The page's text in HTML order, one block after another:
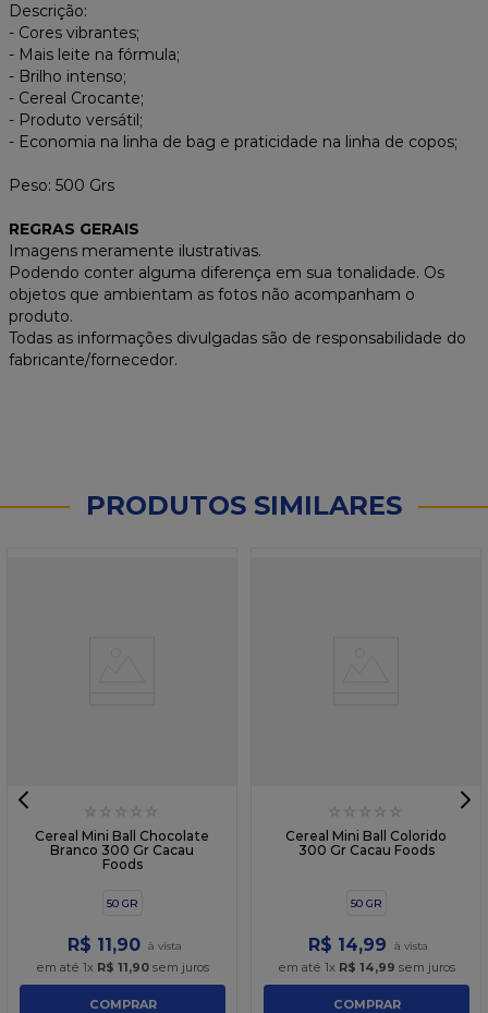
Descrição:
- Cores vibrantes;
- Mais leite na fórmula;
- Brilho intenso;
- Cereal Crocante;
- Produto versátil;
- Economia na linha de bag e praticidade na linha de copos;
Peso: 500 Grs
REGRAS GERAIS
Imagens meramente ilustrativas.
Podendo conter alguma diferença em sua tonalidade. Os
objetos que ambientam as fotos não acompanham o
produto.
Todas as informações divulgadas são de responsabilidade do
fabricante/fornecedor.
PRODUTOS SIMILARES
☆ ☆ ☆ ☆ ☆
Cereal Mini Ball Chocolate
Branco 300 Gr Cacau
Foods
50 GR
R$ 11 ,90
em até 1x R$ 11,90sem juros
COMPRAR
☆ ☆ ☆ ☆ ☆
Cereal Mini Ball Colorido
300 Gr Cacau Foods
50 GR
R$ 14,99
em até 1x R$ 14,99 sem juros
COMPRAR